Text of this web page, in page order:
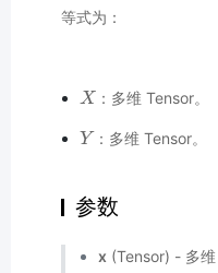
等式为：
X
X ：多维 Tensor。
Y
Y ：多维 Tensor。
参数
x (Tensor) - 多